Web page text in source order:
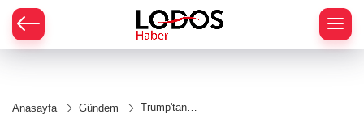
Anasayfa Gündem
Trump'tan